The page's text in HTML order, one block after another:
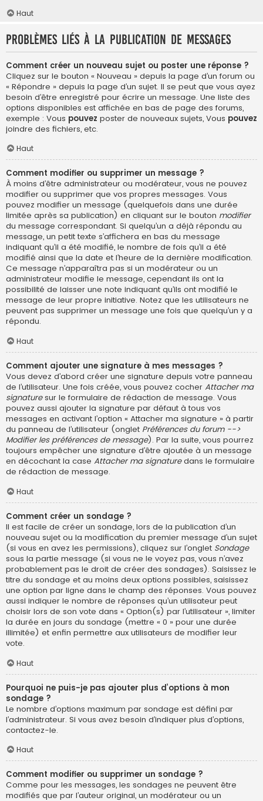
Haut
Problèmes liés à la publication de messages
Comment créer un nouveau sujet ou poster une réponse ?
Cliquez sur le bouton « Nouveau » depuis la page d’un forum ou
« Répondre » depuis la page d’un sujet. Il se peut que vous ayez
besoin d’être enregistré pour écrire un message. Une liste des
options disponibles est affichée en bas de page des forums,
exemple : Vous pouvez poster de nouveaux sujets, Vous pouvez
joindre des fichiers, etc.
Haut
Comment modifier ou supprimer un message ?
À moins d’être administrateur ou modérateur, vous ne pouvez
modifier ou supprimer que vos propres messages. Vous
pouvez modifier un message (quelquefois dans une durée
limitée après sa publication) en cliquant sur le bouton modifier
du message correspondant. Si quelqu’un a déjà répondu au
message, un petit texte s’affichera en bas du message
indiquant qu’il a été modifié, le nombre de fois qu’il a été
modifié ainsi que la date et l’heure de la dernière modification.
Ce message n’apparaîtra pas si un modérateur ou un
administrateur modifie le message, cependant ils ont la
possibilité de laisser une note indiquant qu’ils ont modifié le
message de leur propre initiative. Notez que les utilisateurs ne
peuvent pas supprimer un message une fois que quelqu’un y a
répondu.
Haut
Comment ajouter une signature à mes messages ?
Vous devez d’abord créer une signature depuis votre panneau
de l’utilisateur. Une fois créée, vous pouvez cocher Attacher ma
signaturesur le formulaire de rédaction de message. Vous
pouvez aussi ajouter la signature par défaut à tous vos
messages en activant l’option « Attacher ma signature » à partir
du panneau de l’utilisateur (onglet Préférences du forum -->
Modifier les préférences de message). Par la suite, vous pourrez
toujours empêcher une signature d’être ajoutée à un message
en décochant la case Attacher ma signaturedans le formulaire
de rédaction de message.
Haut
Comment créer un sondage ?
Il est facile de créer un sondage, lors de la publication d’un
nouveau sujet ou la modification du premier message d’un sujet
(si vous en avez les permissions), cliquez sur l’onglet Sondage
sous la partie message (si vous ne le voyez pas, vous n’avez
probablement pas le droit de créer des sondages). Saisissez le
titre du sondage et au moins deux options possibles, saisissez
une option par ligne dans le champ des réponses. Vous pouvez
aussi indiquer le nombre de réponses qu’un utilisateur peut
choisir lors de son vote dans « Option(s) par l’utilisateur », limiter
la durée en jours du sondage (mettre « 0 » pour une durée
illimitée) et enfin permettre aux utilisateurs de modifier leur
vote.
Haut
Pourquoi ne puis-je pas ajouter plus d’options à mon
sondage ?
Le nombre d’options maximum par sondage est défini par
l’administrateur. Si vous avez besoin d’indiquer plus d’options,
contactez-le.
Haut
Comment modifier ou supprimer un sondage ?
Comme pour les messages, les sondages ne peuvent être
modifiés que par l’auteur original, un modérateur ou un